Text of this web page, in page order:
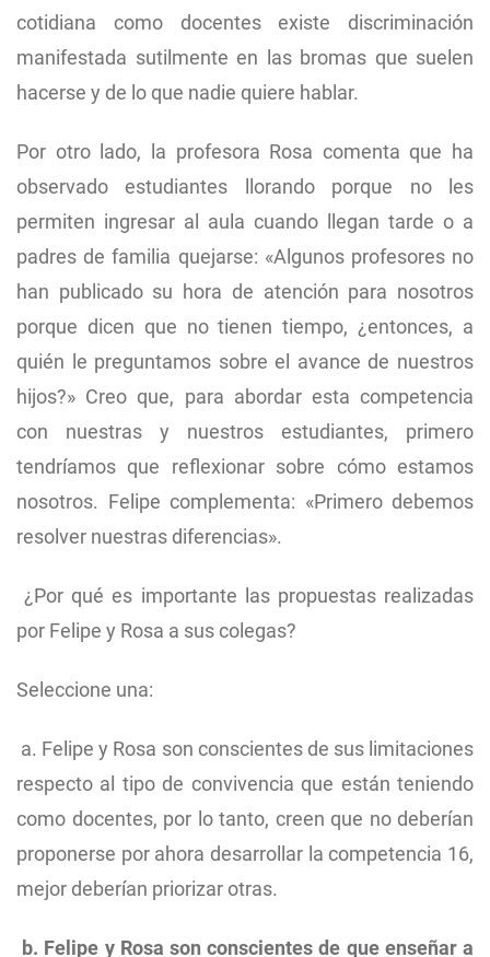
cotidiana como docentes existe discriminación
manifestada sutilmente en las bromas que suelen
hacerse y de lo que nadie quiere hablar.
Por otro lado, la profesora Rosa comenta que ha
observado estudiantes llorando porque no les
permiten ingresar al aula cuando llegan tarde o a
padres de familia quejarse: «Algunos profesores no
han publicado su hora de atención para nosotros
porque dicen que no tienen tiempo, ¿entonces, a
quién le preguntamos sobre el avance de nuestros
hijos?» Creo que, para abordar esta competencia
con nuestras y nuestros estudiantes, primero
tendríamos que reflexionar sobre cómo estamos
nosotros. Felipe complementa: «Primero debemos
resolver nuestras diferencias».
¿Por qué es importante las propuestas realizadas
por Felipe y Rosa a sus colegas?
Seleccione una:
a. Felipe y Rosa son conscientes de sus limitaciones
respecto al tipo de convivencia que están teniendo
como docentes, por lo tanto, creen que no deberían
proponerse por ahora desarrollar la competencia 16,
mejor deberían priorizar otras.
b. Felipe y Rosa son conscientes de que enseñar a